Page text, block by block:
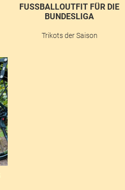
FUSSBALLOUTFIT FÜR DIE B
UNDESLIGA
Trikots der Saison